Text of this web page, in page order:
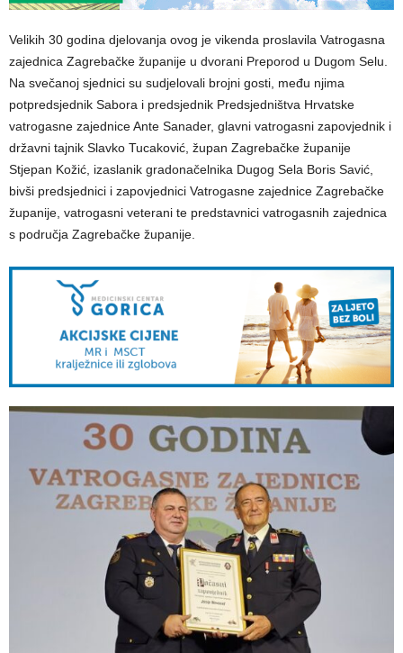
Velikih 30 godina djelovanja ovog je vikenda proslavila Vatrogasna
zajednica Zagrebačke županije u dvorani Preporod u Dugom Selu.
Na svečanoj sjednici su sudjelovali brojni gosti, među njima
potpredsjednik Sabora i predsjednik Predsjedništva Hrvatske
vatrogasne zajednice Ante Sanader, glavni vatrogasni zapovjednik i
državni tajnik Slavko Tucaković, župan Zagrebačke županije
Stjepan Kožić, izaslanik gradonačelnika Dugog Sela Boris Savić,
bivši predsjednici i zapovjednici Vatrogasne zajednice Zagrebačke
županije, vatrogasni veterani te predstavnici vatrogasnih zajednica
s područja Zagrebačke županije.